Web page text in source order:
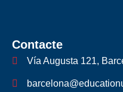
Contacte
Vía Augusta 121,